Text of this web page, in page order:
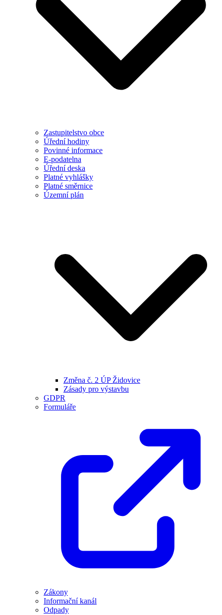
Zastupitelstvo obce
Úřední hodiny
Povinné informace
E-podatelna
Úřední deska
Platné vyhlášky
Platné směrnice
Územní plán
Změna č. 2 ÚP Židovice
Zásady pro výstavbu
GDPR
Formuláře
Zákony
Informační kanál
Odpady